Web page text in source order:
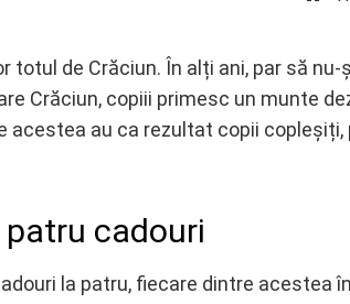
totul de Crăciun. În alți ani, par să
Crăciun, copiii primesc un munte
acestea au ca rezultat copii
cadouri
la patru, fiecare dintre acestea